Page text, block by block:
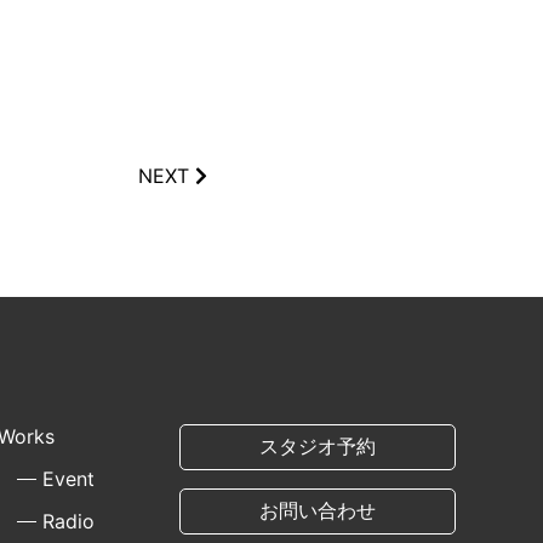
NEXT
Event
Radio
スタジオ予約
お問い合わせ